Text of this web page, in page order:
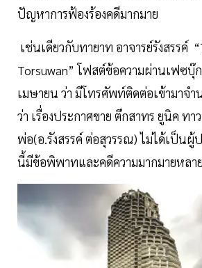
ปัญหาการฟ้องร้องคดีมากมาย
เช่นเดียวกับทายาท อาจารย์รังสรรค์
Torsuwan” โฟสต์ข้อความผ่านเฟซบุ๊
เมษายน ว่า มีโทรศัพท์ติดต่อเข้ามาจ
ว่า เรื่องประกาศขาย ตึกสาทร ยูนิค ท
พ่อ(อ.รังสรรค์ ต่อสุวรรณ) ไม่ได้เป็นผู้
นี้มีข้อพิพาทและคดีความมากมายหลา